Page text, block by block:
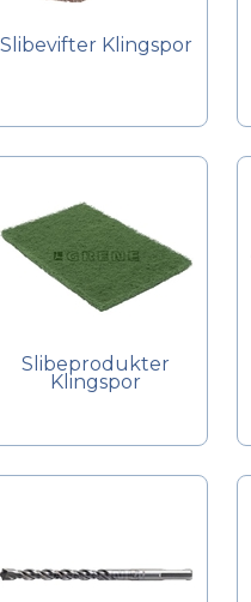
Slibevifter Klingspor
Slibeprodukter
Klingspor